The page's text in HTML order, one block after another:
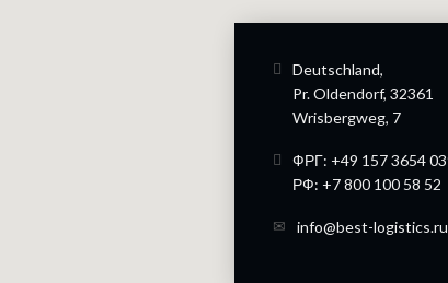
Deutschland,
Pr. Oldendorf, 32361
Wrisbergweg, 7
ФРГ: +49 157 3654
РФ: +7 800 100 58 52
info@best-logistics.ru